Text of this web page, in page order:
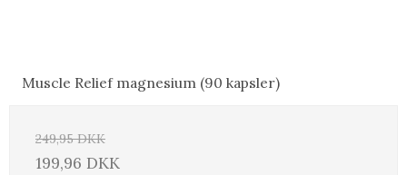
Muscle Relief magnesium (90 kapsler)
249,95 DKK
199,96 DKK